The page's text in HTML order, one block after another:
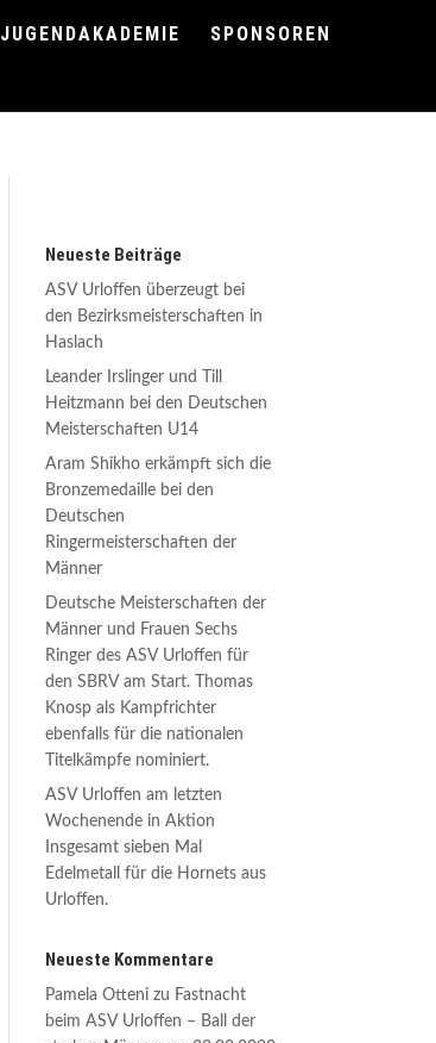
JUGENDAKADEMIE
SPONSOREN
Neueste Beiträge
ASV Urloffen überzeugt bei
den Bezirksmeisterschaften in
Haslach
Leander Irslinger und Till
Heitzmann bei den Deutschen
Meisterschaften U14
Aram Shikho erkämpft sich die
Bronzemedaille bei den
Deutschen
Ringermeisterschaften der
Männer
Deutsche Meisterschaften der
Männer und Frauen Sechs
Ringer des ASV Urloffen für
den SBRV am Start. Thomas
Knosp als Kampfrichter
ebenfalls für die nationalen
Titelkämpfe nominiert.
ASV Urloffen am letzten
Wochenende in Aktion
Insgesamt sieben Mal
Edelmetall für die Hornets aus
Urloffen.
Neueste Kommentare
Pamela Otteni zu Fastnacht
beim ASV Urloffen – Ball der